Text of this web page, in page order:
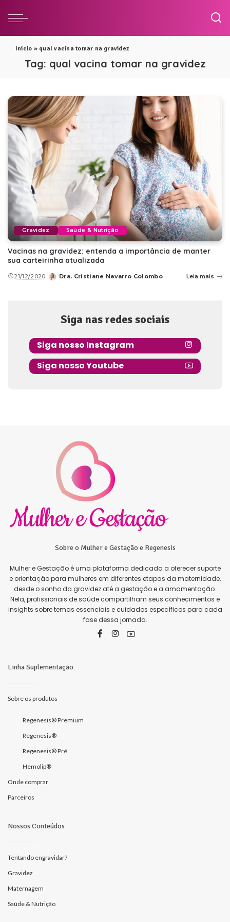
Início » qual vacina tomar na gravidez
Tag: qual vacina tomar na gravidez
Gravidez Saúde & Nutrição
Vacinas na gravidez: entenda a importância de manter
sua carteirinha atualizada
21/12/2020
Posted
Dra. Cristiane Navarro Colombo Leia mais
Siga nas redes sociais
Siga nosso Instagram
Siga nosso Youtube
Sobre o Mulher e Gestação e Regenesis
Mulher e Gestação é uma plataforma dedicada a oferecer suporte
e orientação para mulheres em diferentes etapas da maternidade,
desde o sonho da gravidez até a gestação e a amamentação.
Nela, profissionais de saúde compartilham seus conhecimentos e
insights sobre temas essenciais e cuidados específicos para cada
fase dessa jornada.
Linha Suplementação
Sobre os produtos
Regenesis® Premium
Regenesis®
Regenesis® Pré
Hemolip®
Onde comprar
Parceiros
Nossos Conteúdos
Tentando engravidar?
Gravidez
Maternagem
Saúde & Nutrição